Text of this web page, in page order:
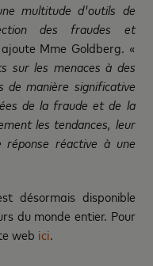
multitude d'outils de
des fraudes et
Mme Goldberg. «
sur les menaces à des
de manière significative
de la fraude et de la
les tendances, leur
réactive à une
désormais disponible
du monde entier. Pour
web ici.